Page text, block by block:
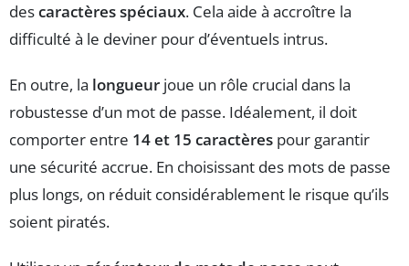
descaractères spéciaux. Cela aide à accroître la
difficulté à le deviner pour d’éventuels intrus.
En outre, la longueur joue un rôle crucial dans la
robustesse d’un mot de passe. Idéalement, il doit
comporter entre 14 et 15 caractères pour garantir
une sécurité accrue. En choisissant des mots de passe
plus longs, on réduit considérablement le risque qu’ils
soient piratés.